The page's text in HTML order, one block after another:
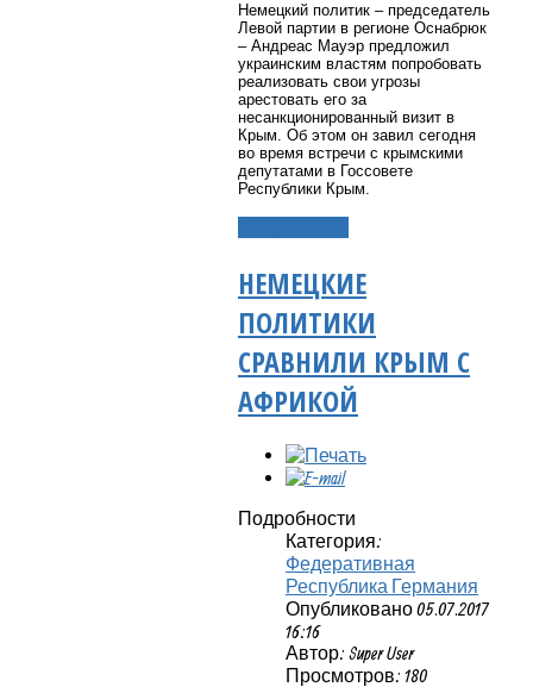
Немецкий политик – председатель
Левой партии в регионе Оснабрюк
– Андреас Мауэр предложил
украинским властям попробовать
реализовать свои угрозы
арестовать его за
несанкционированный визит в
Крым. Об этом он завил сегодня
во время встречи с крымскими
депутатами в Госсовете
Республики Крым.
НЕМЕЦКИЕ
ПОЛИТИКИ
СРАВНИЛИ КРЫМ С
АФРИКОЙ
Подробности
Категория:
Федеративная
Республика Германия
Опубликовано 05.07.2017
16:16
Автор: Super User
Просмотров: 180